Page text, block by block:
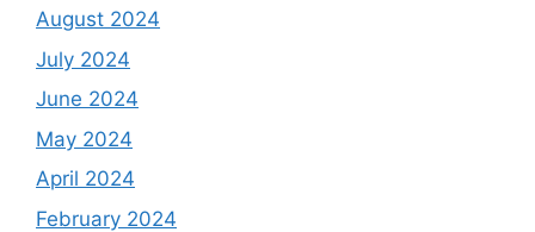
August 2024
July 2024
June 2024
May 2024
April 2024
February 2024